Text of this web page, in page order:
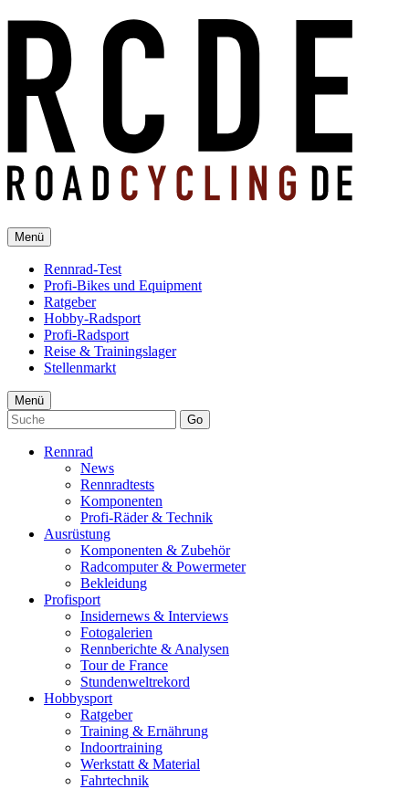
Menü
Rennrad-Test
Profi-Bikes und Equipment
Ratgeber
Hobby-Radsport
Profi-Radsport
Reise & Trainingslager
Stellenmarkt
Menü
Go
Rennrad
News
Rennradtests
Komponenten
Profi-Räder & Technik
Ausrüstung
Komponenten & Zubehör
Radcomputer & Powermeter
Bekleidung
Profisport
Insidernews & Interviews
Fotogalerien
Rennberichte & Analysen
Tour de France
Stundenweltrekord
Hobbysport
Ratgeber
Training & Ernährung
Indoortraining
Werkstatt & Material
Fahrtechnik